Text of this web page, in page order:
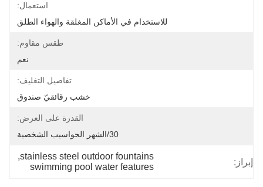
استعمال:
للاستخدام في الأماكن المغلقة والهواء الطلق
طقس مقاوم:
نعم
تفاصيل التغليف:
خشب رقائقيّ صندوق
القدرة على العرض:
30/الشهر الحواسيب الشخصية
إبراز:
stainless steel outdoor fountains
,
swimming pool water features